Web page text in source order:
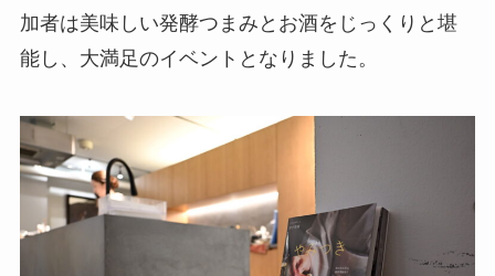
加者は美味しい発酵つまみとお酒をじっくりと堪
能し、大満足のイベントとなりました。